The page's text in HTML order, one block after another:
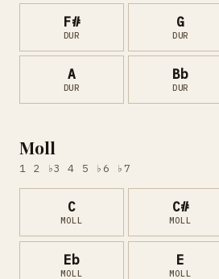
F#
DUR
G
DUR
A
DUR
Bb
DUR
Moll
1 2 ♭3 4 5 ♭6 ♭7
C
MOLL
C#
MOLL
Eb
MOLL
E
MOLL